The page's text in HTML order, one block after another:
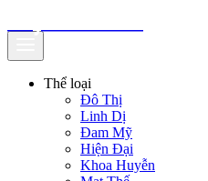
Thể loại
Đô Thị
Linh Dị
Đam Mỹ
Hiện Đại
Khoa Huyễn